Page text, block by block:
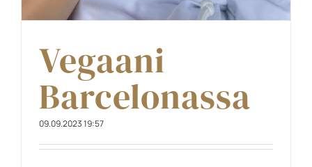
Vegaani
Barcelonassa
09.09.2023 19:57